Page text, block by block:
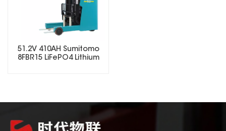
51.2V 410AH Sumitomo
8FBR15 LiFePO4 Lithium